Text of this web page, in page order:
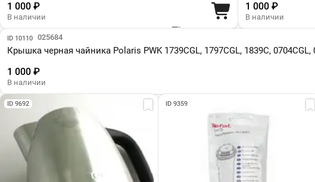
1 000 ₽
В наличии
1 000 ₽
В наличии
ID 10110
Парт №: 025684
Крышка черная чайника Polaris PWK 1739CGL, 1797CGL, 1839C, 0704CGL,
1 000 ₽
В наличии
ID 9692 ID 9359